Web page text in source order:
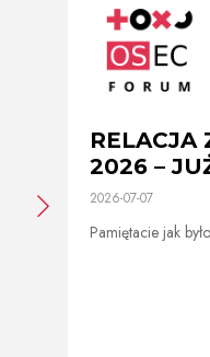
RELACJA
2026 –
2026-07-07
Pamiętacie jak